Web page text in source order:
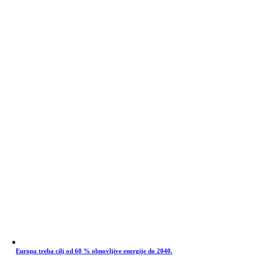
Europa treba cilj od 60 % obnovljive energije do 2040.